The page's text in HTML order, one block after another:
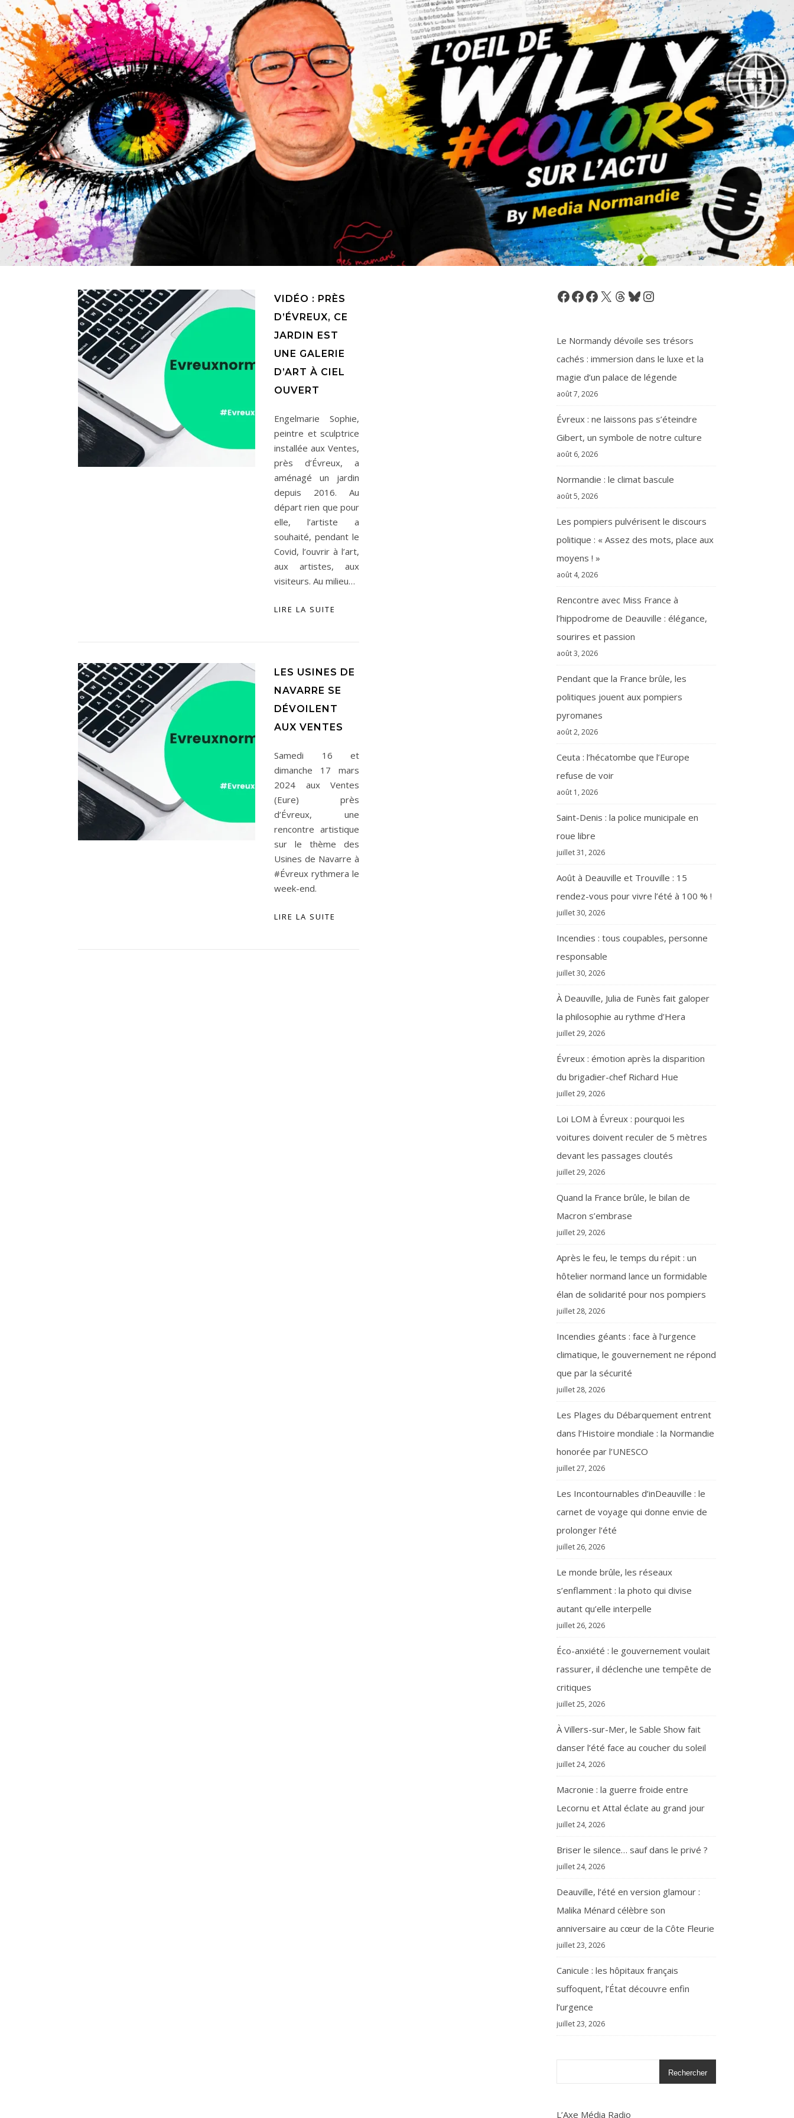
VIDÉO : PRÈS
D’ÉVREUX, CE
JARDIN EST
UNE GALERIE
D’ART À CIEL
OUVERT
Engelmarie Sophie,
peintre et sculptrice
installée aux Ventes,
près d’Évreux, a
aménagé un jardin
depuis 2016. Au
départ rien que pour
elle, l’artiste a
souhaité, pendant le
Covid, l’ouvrir à l’art,
aux artistes, aux
visiteurs. Au milieu…
LIRE LA SUITE
LES USINES DE
NAVARRE SE
DÉVOILENT
AUX VENTES
Samedi 16 et
dimanche 17 mars
2024 aux Ventes
(Eure) près
d’Évreux, une
rencontre artistique
sur le thème des
Usines de Navarre à
#Évreux rythmera le
week-end.
LIRE LA SUITE
Facebook
Facebook
Facebook
X Threads
BlueskyInstagram
Le Normandy dévoile ses trésors
cachés : immersion dans le luxe et la
magie d’un palace de légende
août 7, 2026
Évreux : ne laissons pas s’éteindre
Gibert, un symbole de notre culture
août 6, 2026
Normandie : le climat bascule
août 5, 2026
Les pompiers pulvérisent le discours
politique : « Assez des mots, place aux
moyens ! »
août 4, 2026
Rencontre avec Miss France à
l’hippodrome de Deauville : élégance,
sourires et passion
août 3, 2026
Pendant que la France brûle, les
politiques jouent aux pompiers
pyromanes
août 2, 2026
Ceuta : l’hécatombe que l’Europe
refuse de voir
août 1, 2026
Saint-Denis : la police municipale en
roue libre
juillet 31, 2026
Août à Deauville et Trouville : 15
rendez-vous pour vivre l’été à 100 % !
juillet 30, 2026
Incendies : tous coupables, personne
responsable
juillet 30, 2026
À Deauville, Julia de Funès fait galoper
la philosophie au rythme d’Hera
juillet 29, 2026
Évreux : émotion après la disparition
du brigadier-chef Richard Hue
juillet 29, 2026
Loi LOM à Évreux : pourquoi les
voitures doivent reculer de 5 mètres
devant les passages cloutés
juillet 29, 2026
Quand la France brûle, le bilan de
Macron s’embrase
juillet 29, 2026
Après le feu, le temps du répit : un
hôtelier normand lance un formidable
élan de solidarité pour nos pompiers
juillet 28, 2026
Incendies géants : face à l’urgence
climatique, le gouvernement ne répond
que par la sécurité
juillet 28, 2026
Les Plages du Débarquement entrent
dans l’Histoire mondiale : la Normandie
honorée par l’UNESCO
juillet 27, 2026
Les Incontournables d’inDeauville : le
carnet de voyage qui donne envie de
prolonger l’été
juillet 26, 2026
Le monde brûle, les réseaux
s’enflamment : la photo qui divise
autant qu’elle interpelle
juillet 26, 2026
Éco-anxiété : le gouvernement voulait
rassurer, il déclenche une tempête de
critiques
juillet 25, 2026
À Villers-sur-Mer, le Sable Show fait
danser l’été face au coucher du soleil
juillet 24, 2026
Macronie : la guerre froide entre
Lecornu et Attal éclate au grand jour
juillet 24, 2026
Briser le silence… sauf dans le privé ?
juillet 24, 2026
Deauville, l’été en version glamour :
Malika Ménard célèbre son
anniversaire au cœur de la Côte Fleurie
juillet 23, 2026
Canicule : les hôpitaux français
suffoquent, l’État découvre enfin
l’urgence
juillet 23, 2026
Rechercher
L’Axe Média Radio